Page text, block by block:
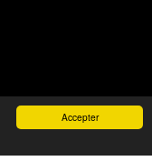
Accepter